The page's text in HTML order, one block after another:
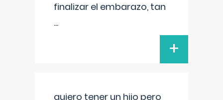
finalizar el embarazo, tan
...
+
quiero tener un hijo pero